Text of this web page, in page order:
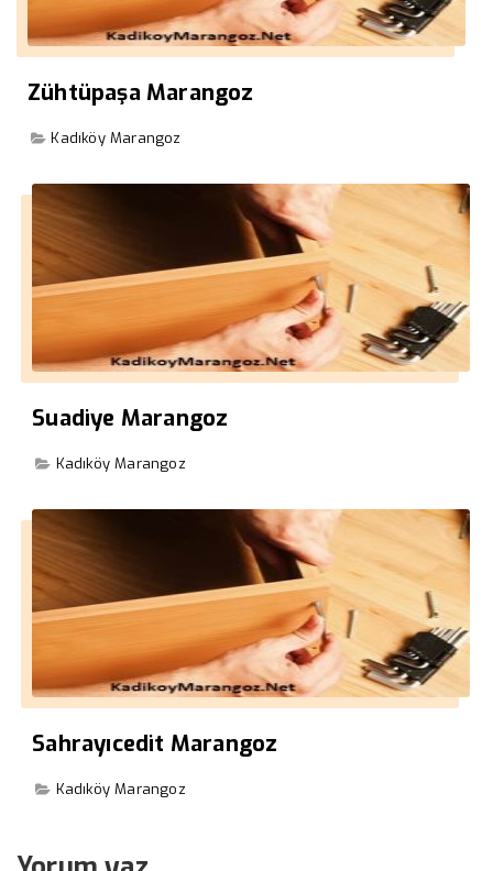
Zühtüpaşa Marangoz
Kadıköy Marangoz
Suadiye Marangoz
Kadıköy Marangoz
Sahrayıcedit Marangoz
Kadıköy Marangoz